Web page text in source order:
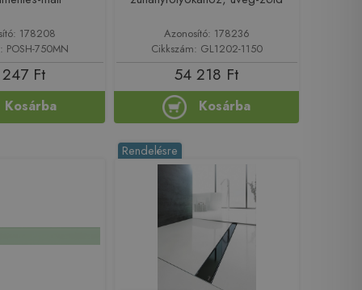
178208
POSH-750MN
Ft
Kosárba
Azonosító: 178236
Cikkszám: GL1202-1150
54 218 Ft
Kosárba
Rendelésre